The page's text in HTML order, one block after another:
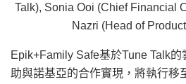
Talk), Sonia Ooi (Chief Financial
Nazri (Head of
Epik+Family Safe基於Tune Talk
助與諾基亞的合作實現，將執行移